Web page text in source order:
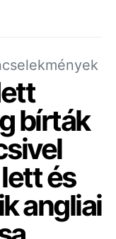
bírták
és
angliai